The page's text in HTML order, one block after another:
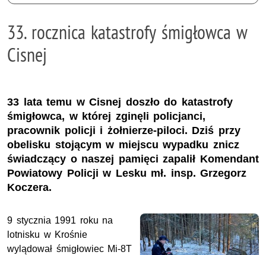
33. rocznica katastrofy śmigłowca w
Cisnej
33 lata temu w Cisnej doszło do katastrofy
śmigłowca, w której zginęli policjanci,
pracownik policji i żołnierze-piloci. Dziś przy
obelisku stojącym w miejscu wypadku znicz
świadczący o naszej pamięci zapalił Komendant
Powiatowy Policji w Lesku mł. insp. Grzegorz
Koczera.
9 stycznia 1991 roku na
lotnisku w Krośnie
wylądował śmigłowiec Mi-8T